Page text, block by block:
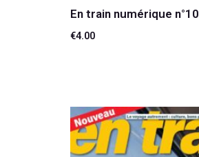
En train numérique n°10
€4.00